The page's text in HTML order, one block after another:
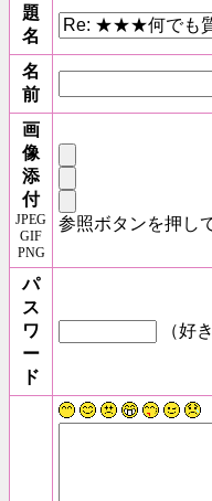
題
名
名
前
画
像
添
付
JPEG
GIF
PNG
参照ボタンを押し
パ
ス
ワ
ー
ド
（好